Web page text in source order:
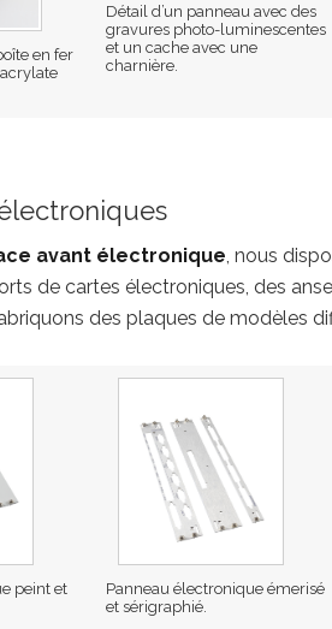
en fer
Détail d’un panneau avec des
gravures photo-luminescentes
et un cache avec une
charnière.
avant électronique , nous
de cartes électroniques, des
des plaques de modèles
peint et
Panneau électronique émerisé
et sérigraphié.